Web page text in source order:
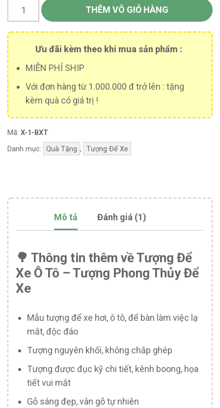
THÊM VÔ GIỎ HÀNG
Ưu đãi kèm theo khi mua sản phẩm :
MIỄN PHÍ SHIP
Với đơn hàng từ 1.000.000 đ trở lên : tặng
kèm quà có giá trị !
Mã: X-1-BXT
Danh mục:
Quà Tặng , Tượng Để Xe
Mô tả Đánh giá (1)
🌳 Thông tin thêm về Tượng Để
Xe Ô Tô – Tượng Phong Thủy Để
Xe
Mẫu tượng để xe hơi, ô tô, để bàn làm việc lạ
mắt, độc đáo
Tượng nguyên khối, không chắp ghép
Tượng được đục kỹ chi tiết, kênh boong, họa
tiết vui mắt
Gỗ sáng đẹp, vân gỗ tự nhiên